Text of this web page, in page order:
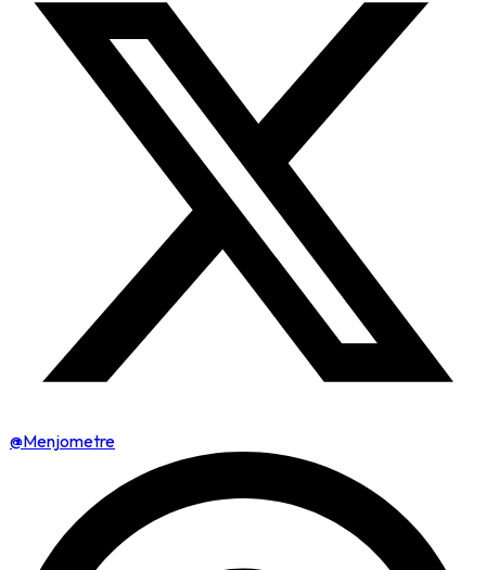
@Menjometre